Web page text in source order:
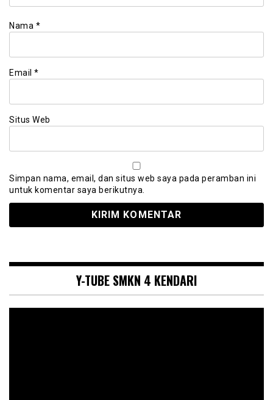
Nama *
Email *
Situs Web
Simpan nama, email, dan situs web saya pada peramban ini
untuk komentar saya berikutnya.
Y-TUBE SMKN 4 KENDARI